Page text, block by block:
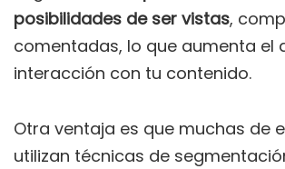
posibilidades de ser vistas,
comentadas, lo que aumenta el
interacción con tu contenido.
Otra ventaja es que muchas de
utilizan técnicas de